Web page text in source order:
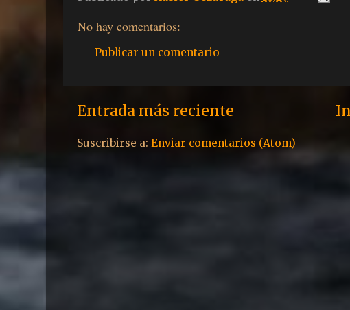
No hay comentarios:
Publicar un comentario
Entrada más reciente
Suscribirse a: Enviar comentarios (Atom)